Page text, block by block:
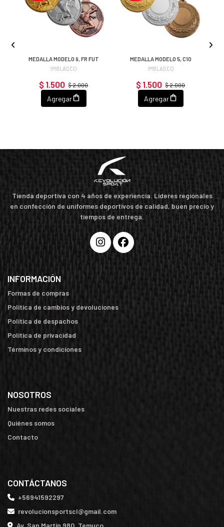
MEDALLA MODELO 9, FR FUT
IMBLASCO
$ 2.000
$ 1.500
Agregar
MEDALLA MODELO 5, C10
IMBLASCO
$ 2.000
$ 1.500
Agregar
Tienda deportiva con 4 años de experiencia. Líderes regionales
en confección de uniformes deportivos de calidad, buen precio y
tiempos de entrega.
INFORMACIÓN
Formas de compras
Política de cambios y devoluciones
Política de despachos
Política de privacidad
Términos y condiciones
NOSOTROS
Nuestras redes sociales
Quiénes somos
Contacto
CONTÁCTANOS
+56941592297
revolucionsportscl@gmail.com
Av. San Martín 980, Temuco